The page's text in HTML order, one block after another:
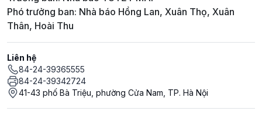
Phó trưởng ban: Nhà báo Hồng Lan, Xuân Thọ, Xuân
Thân, Hoài Thu
Liên hệ
84-24-39365555
84-24-39342724
41-43 phố Bà Triệu, phường Cửa Nam, TP. Hà Nội